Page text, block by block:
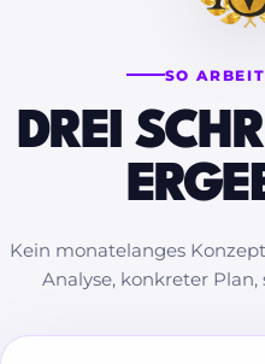
SO
DREI
Kein monatelanges
Analyse, konkreter